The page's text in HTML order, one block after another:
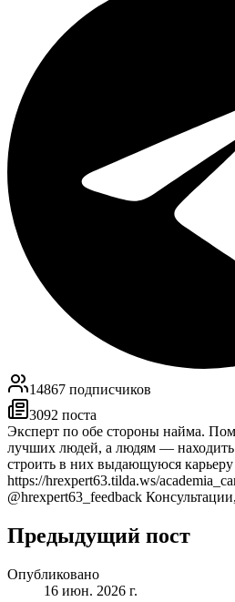
14867 подписчиков
3092 поста
Эксперт по обе стороны найма.
лучших людей, а людям —
строить в них выдающуюся
https://hrexpert63.tilda.ws/
@hrexpert63_feedback
Предыдущий пост
Опубликовано
16 июн. 2026 г.